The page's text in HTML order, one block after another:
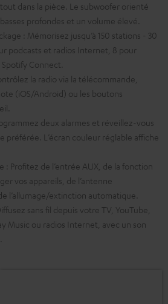
dans la pièce. Le subwoofer orienté
profondes et un volume élevé.
: Mémorisez jusqu’à 150 stations - 30
podcasts et radios Internet, 8 pour
Connect.
la radio via la télécommande,
(iOS/Android) ou les boutons
deux alarmes et réveillez-vous
préférée. L’écran couleur réglable affiche
Profitez de l’entrée AUX, de la fonction
vos appareils, de l’antenne
l’allumage/extinction automatique.
sans fil depuis votre TV, YouTube,
Music ou radios Internet, avec un son